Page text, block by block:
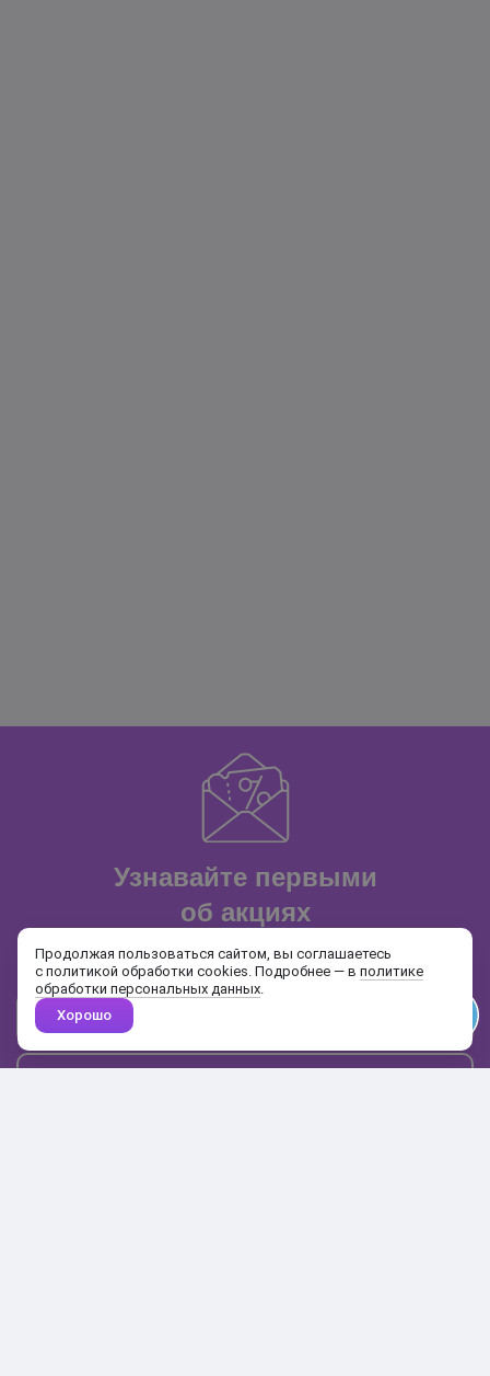
Узнавайте первыми
об акциях
и распродажах
Почта
Продолжая пользоваться сайтом, вы соглашаетесь
с политикой обработки cookies. Подробнее — в политике
обработки персональных данных.
Хорошо